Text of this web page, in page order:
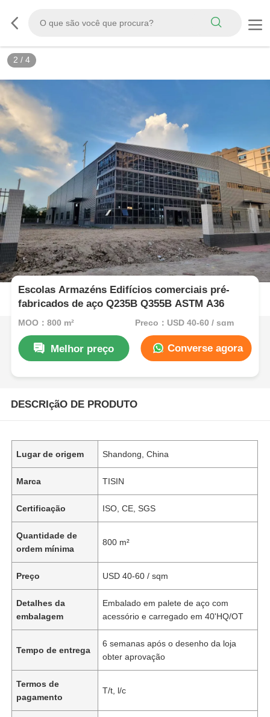
3 / 4
Escolas Armazéns Edifícios comerciais pré-
fabricados de aço Q235B Q355B ASTM A36
MOQ：800 m² Preço：USD 40-60 / sqm
Melhor preço Converse agora
DESCRIçãO DE PRODUTO
Lugar de origem Shandong, China
Marca TISIN
Certificação ISO, CE, SGS
Quantidade de
ordem mínima
800 m²
Preço USD 40-60 / sqm
Detalhes da
embalagem
Embalado em palete de aço com
acessório e carregado em 40'HQ/OT
Tempo de entrega
6 semanas após o desenho da loja
obter aprovação
Termos de
pagamento
T/t, l/c